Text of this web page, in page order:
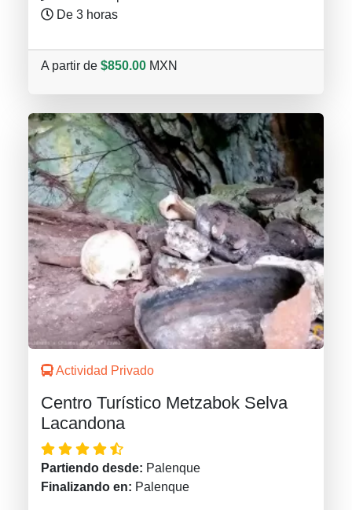
De 3 horas
A partir de $850.00 MXN
Actividad Privado
Centro Turístico Metzabok Selva
Lacandona
Partiendo desde: Palenque
Finalizando en: Palenque